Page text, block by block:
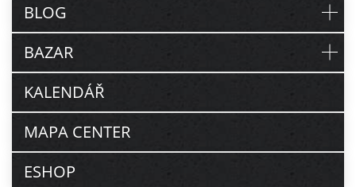
BLOG
BAZAR
KALENDÁŘ
MAPA CENTER
ESHOP